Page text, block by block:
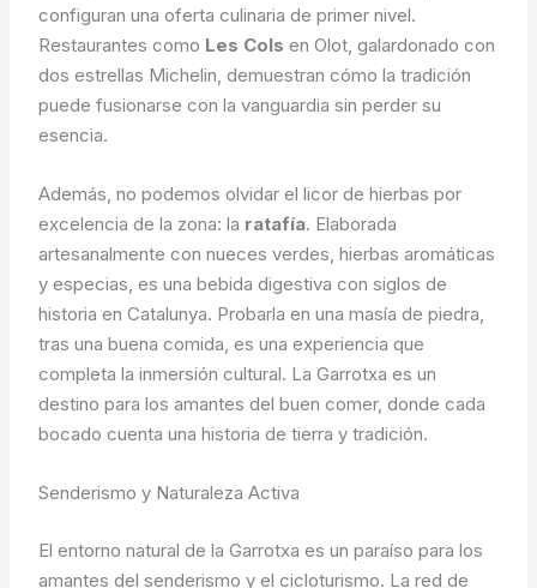
configuran una oferta culinaria de primer nivel.
Restaurantes como Les Cols en Olot, galardonado con
dos estrellas Michelin, demuestran cómo la tradición
puede fusionarse con la vanguardia sin perder su
esencia.
Además, no podemos olvidar el licor de hierbas por
excelencia de la zona: la ratafía. Elaborada
artesanalmente con nueces verdes, hierbas aromáticas
y especias, es una bebida digestiva con siglos de
historia en Catalunya. Probarla en una masía de piedra,
tras una buena comida, es una experiencia que
completa la inmersión cultural. La Garrotxa es un
destino para los amantes del buen comer, donde cada
bocado cuenta una historia de tierra y tradición.
Senderismo y Naturaleza Activa
El entorno natural de la Garrotxa es un paraíso para los
amantes del senderismo y el cicloturismo. La red de